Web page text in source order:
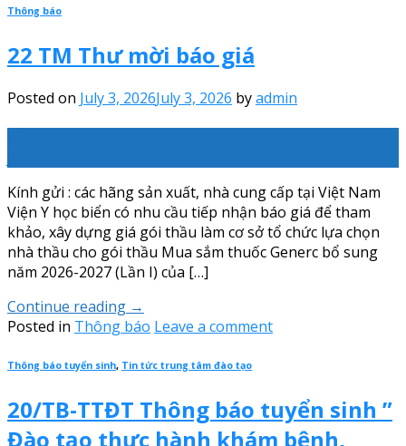
Thông báo
22 TM Thư mời báo giá
Posted on July 3, 2026July 3, 2026 byadmin
Kính gửi : các hãng sản xuất, nhà cung cấp tại Việt Nam
Viện Y học biển có nhu cầu tiếp nhận báo giá để tham
khảo, xây dựng giá gói thầu làm cơ sở tổ chức lựa chọn
nhà thầu cho gói thầu Mua sắm thuốc Generc bổ sung
năm 2026-2027 (Lần I) của […]
Continue reading →
Posted in Thông báo Leave a comment
Thông báo tuyển sinh, Tin tức trung tâm đào tạo
20/TB-TTĐT Thông báo tuyển sinh ”
Đào tạo thực hành khám bệnh,